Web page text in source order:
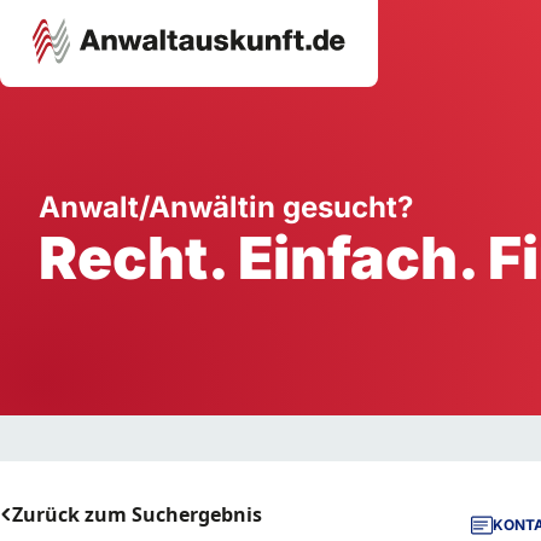
Ausbildung
Handwerk
Dienstleistung
Anwalt/Anwältin gesucht?
Recht. Einfach.
Zurück zum Suchergebnis